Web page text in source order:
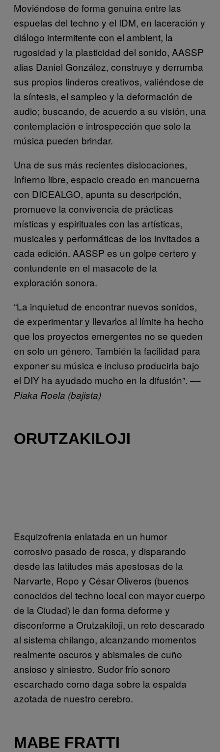
Moviéndose de forma genuina entre las
espuelas del techno y el IDM, en laceración y
diálogo intermitente con el ambient, la
rugosidad y la plasticidad del sonido, AASSP
alias Daniel González, construye y derrumba
sus propios linderos creativos, valiéndose de
la síntesis, el sampleo y la deformación de
audio; buscando, de acuerdo a su visión, una
contemplación e introspección que solo la
música pueden brindar.
Una de sus más recientes dislocaciones,
Infierno libre, espacio creado en mancuerna
con DICEALGO, apunta su descripción,
promueve la convivencia de prácticas
místicas y espirituales con las artísticas,
musicales y performáticas de los invitados a
cada edición. AASSP es un golpe certero y
contundente en el masacote de la
exploración sonora.
“La inquietud de encontrar nuevos sonidos,
de experimentar y llevarlos al límite ha hecho
que los proyectos emergentes no se queden
en solo un género. También la facilidad para
exponer su música e incluso producirla bajo
el DIY ha ayudado mucho en la difusión”. ––
Piaka Roela (bajista)
ORUTZAKILOJI
Esquizofrenia enlatada en un humor
corrosivo pasado de rosca, y disparando
desde las latitudes más apestosas de la
Narvarte, Ropo y César Oliveros (buenos
conocidos del techno local con mayor cuerpo
de la Ciudad) le dan forma deforme y
disconforme a Orutzakiloji, un reto descarado
al sistema chilango, alcanzando momentos
realmente oscuros y abismales de cuño
ansioso y siniestro. Sudor frío sonoro
escarchado como daga sobre la espalda
azotada de nuestro cerebro.
MABE FRATTI